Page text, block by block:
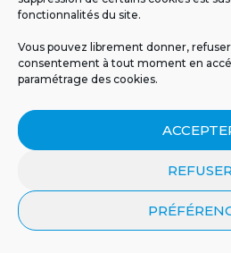
fonctionnalités du site.
Vous pouvez librement donner,
consentement à tout moment en
paramétrage des cookies.
REFUSER
Un espoir inattendu venu
Un